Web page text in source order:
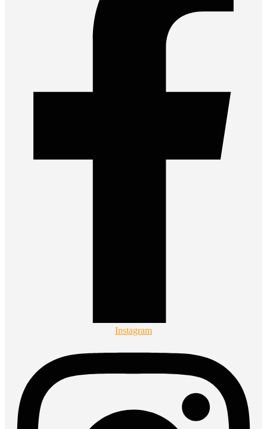
Instagram